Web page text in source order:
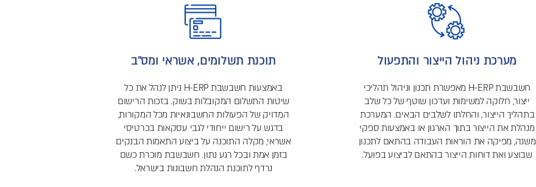
מערכת ניהול הייצור והתפעול
חשבשבת H-ERP מאפשרת תכנון וניהול תהליכי
ייצור, חלוקה למשימות ועדכון שוטף של כל שלב
בתהליך הייצור, והחלתו לשלבים הבאים. המערכת
מנהלת את הייצור בתוך הארגון או באמצעות ספקי
משנה, מפיקה את הוראות העבודה בהתאם לתכנון
שבוצע ואת דוחות הייצור בהתאם לביצוע בפועל.
תוכנת תשלומים, אשראי ומס"ב
באמצעות חשבשבת H-ERP ניתן לנהל את כל
שיטות התשלום המקובלות בשוק. בזכות הרישום
המדויק של הפעולות החשבונאיות מכל המקורות,
בדגש על רישום ייחודי לגבי עסקאות בכרטיסי
אשראי, מקלה התוכנה על ביצוע התאמות הבנקים
בזמן אמת ובכל רגע נתון. חשבשבת מוכרת כשם
נרדף לתוכנת הנהלת חשבונות בישראל.